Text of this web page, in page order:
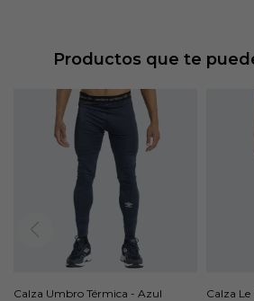
Productos que te
Calza Umbro Térmica - Azul
Calza